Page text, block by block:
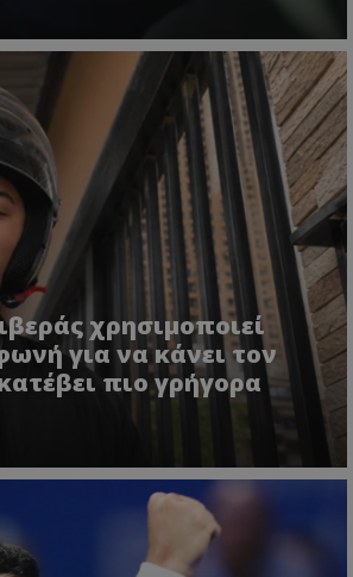
χρησιμοποιεί
για να κάνει τον
πιο γρήγορα